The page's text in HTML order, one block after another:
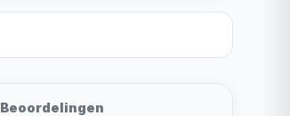
Beoordelingen